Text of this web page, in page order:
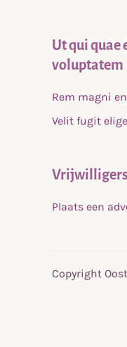
Ut qui quae
voluptatem
Rem magni
Velit fugit
Plaats een
Copyright